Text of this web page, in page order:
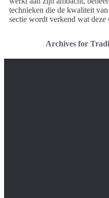
technieken die de kwaliteit
sectie wordt verkend wat
Archives for